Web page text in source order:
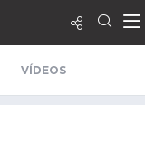
VÍDEOS